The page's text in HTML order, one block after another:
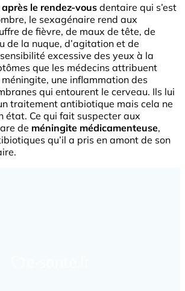
le rendez-vousdentaire qui s’est
le sexagénaire rend aux
de fièvre, de maux de tête, de
de la nuque, d’agitation et de
excessive des yeux à la
que les médecins attribuent
une inflammation des
qui entourent le cerveau. Ils lui
traitement antibiotique mais cela ne
état. Ce qui fait suspecter aux
de méningite médicamenteuse,
qu’il a pris en amont de son